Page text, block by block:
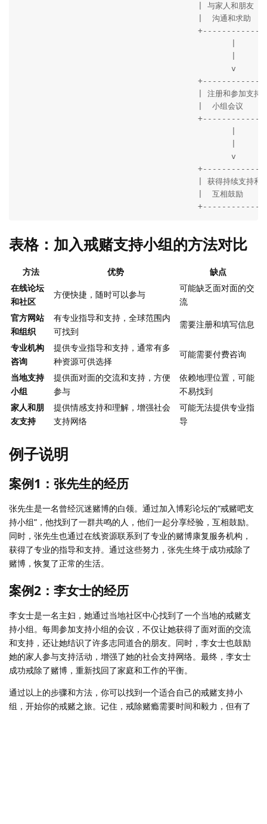
| 与家人和朋友
|  沟通和求助
                                             v
| 注册和参加支持
|  小组会议
                                             v
| 获得持续支持和
|  互相鼓励
表格：加入戒赌支持小组的方法对比
方法 优势
缺点
在线论坛
和社区
方便快捷，随时可以参与
可能缺乏面对面的交
流
官方网站
和组织
有专业指导和支持，全球范围内
可找到
需要注册和填写信息
专业机构
咨询
提供专业指导和支持，通常有多
种资源可供选择
可能需要付费咨询
当地支持
小组
提供面对面的交流和支持，方便
参与
依赖地理位置，可能
不易找到
家人和朋
友支持
提供情感支持和理解，增强社会
支持网络
可能无法提供专业指
导
例子说明
案例1：张先生的经历
张先生是一名曾经沉迷赌博的白领。通过加入博彩论坛的“戒赌吧支
持小组”，他找到了一群共鸣的人，他们一起分享经验，互相鼓励。
同时，张先生也通过在线资源联系到了专业的赌博康复服务机构，
获得了专业的指导和支持。通过这些努力，张先生终于成功戒除了
赌博，恢复了正常的生活。
案例2：李女士的经历
李女士是一名主妇，她通过当地社区中心找到了一个当地的戒赌支
持小组。每周参加支持小组的会议，不仅让她获得了面对面的交流
和支持，还让她结识了许多志同道合的朋友。同时，李女士也鼓励
她的家人参与支持活动，增强了她的社会支持网络。最终，李女士
成功戒除了赌博，重新找回了家庭和工作的平衡。
通过以上的步骤和方法，你可以找到一个适合自己的戒赌支持小
组，开始你的戒赌之旅。记住，戒除赌瘾需要时间和毅力，但有了